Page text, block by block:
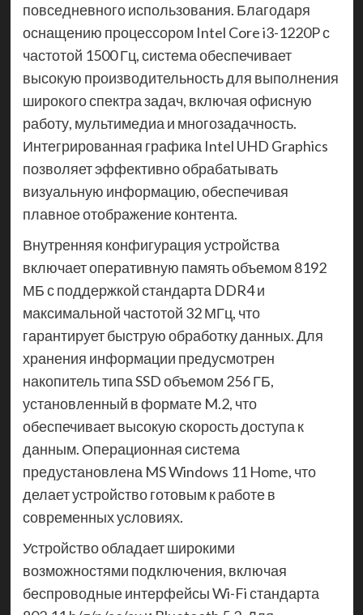
повседневного использования. Благодаря
оснащению процессором Intel Core i3-1220P с
частотой 1500 Гц, система обеспечивает
высокую производительность для выполнения
широкого спектра задач, включая офисную
работу, мультимедиа и многозадачность.
Интегрированная графика Intel UHD Graphics
позволяет эффективно обрабатывать
визуальную информацию, обеспечивая
плавное отображение контента.
Внутренняя конфигурация устройства
включает оперативную память объемом 8192
МБ с поддержкой стандарта DDR4 и
максимальной частотой 32 МГц, что
гарантирует быструю обработку данных. Для
хранения информации предусмотрен
накопитель типа SSD объемом 256 ГБ,
установленный в формате M.2, что
обеспечивает высокую скорость доступа к
данным. Операционная система
предустановлена MS Windows 11 Home, что
делает устройство готовым к работе в
современных условиях.
Устройство обладает широкими
возможностями подключения, включая
беспроводные интерфейсы Wi-Fi стандарта